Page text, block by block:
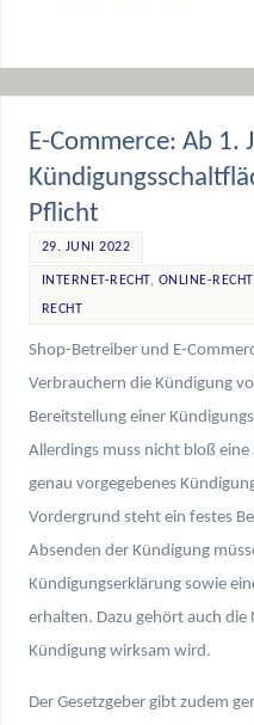
E-Commerce: Ab 1.
Pflicht
29. JUNI 2022
INTERNET-RECHT, ONLINE-RECHT,
RECHT
Shop-Betreiber und E-
Verbrauchern die Kündigung
Bereitstellung einer
Allerdings muss nicht bloß eine
genau vorgegebenes
Vordergrund steht ein festes
Absenden der Kündigung
Kündigungserklärung sowie
erhalten. Dazu gehört auch
Kündigung wirksam wird.
Der Gesetzgeber gibt zudem